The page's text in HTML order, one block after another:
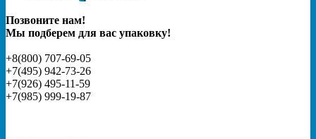
Позвоните нам!
Мы подберем для вас упаковку!
+8(800) 707-69-05
+7(495) 942-73-26
+7(926) 495-11-59
+7(985) 999-19-87